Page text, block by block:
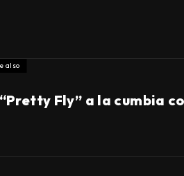
also
Fly” a la cumbia